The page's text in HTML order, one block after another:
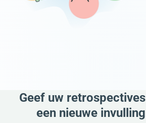
Geef uw retrospectives
een nieuwe invulling